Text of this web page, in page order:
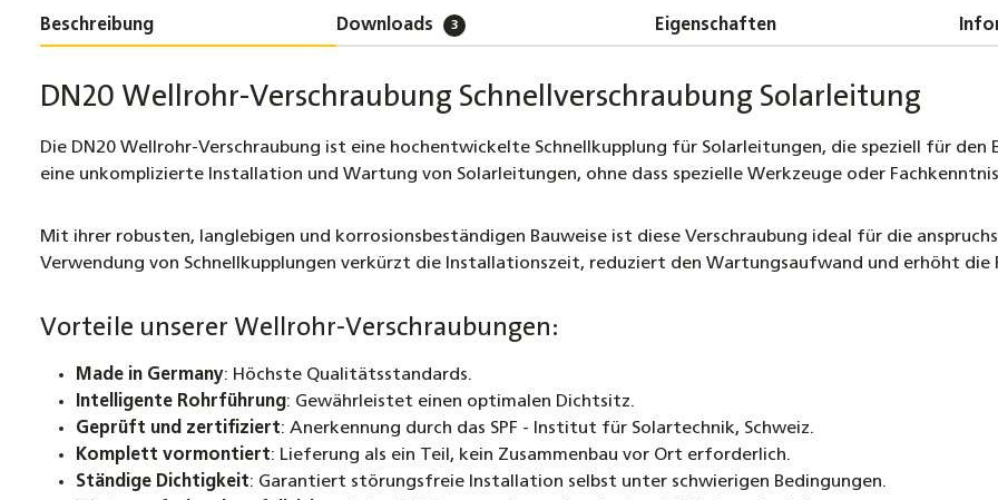
14mm
Beschreibung Downloads 3 Eigenschaften
DN20 Wellrohr-Verschraubung Schnellverschraubung Solarleitung
Die DN20 Wellrohr-Verschraubung ist eine hochentwickelte Schnellkupplung für Solarleitungen, die speziell für
eine unkomplizierte Installation und Wartung von Solarleitungen, ohne dass spezielle Werkzeuge oder
Mit ihrer robusten, langlebigen und korrosionsbeständigen Bauweise ist diese Verschraubung ideal für die
Verwendung von Schnellkupplungen verkürzt die Installationszeit, reduziert den Wartungsaufwand und erhöht die
Vorteile unserer Wellrohr-Verschraubungen:
Made in Germany: Höchste Qualitätsstandards.
Intelligente Rohrführung: Gewährleistet einen optimalen Dichtsitz.
Geprüft und zertifiziert: Anerkennung durch das SPF - Institut für Solartechnik, Schweiz.
Komplett vormontiert: Lieferung als ein Teil, kein Zusammenbau vor Ort erforderlich.
Ständige Dichtigkeit: Garantiert störungsfreie Installation selbst unter schwierigen Bedingungen.